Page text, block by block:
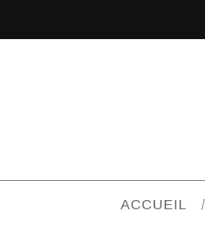
ACCUEIL